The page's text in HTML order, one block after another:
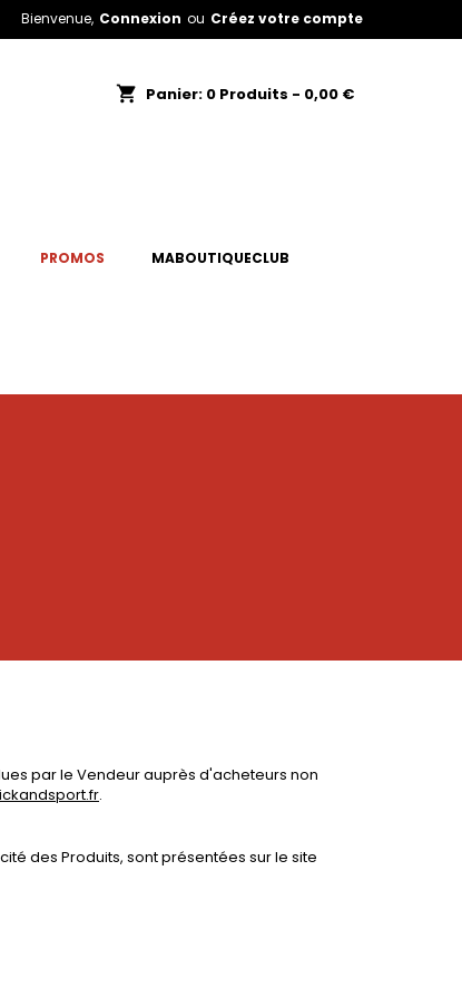
Bienvenue, Connexion ou Créez votre compte
shopping_cart Panier: 0 Produits - 0,00 €
PROMOS MABOUTIQUECLUB
par le Vendeur auprès d'acheteurs non
.
des Produits, sont présentées sur le site